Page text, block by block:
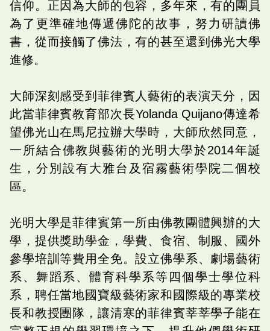
信仰。正因為大師的包容，多年來，有的團員
為了更準確地傳遞佛陀的故事，努力研讀佛
書，從而接觸了佛法，有的甚至還到佛光大學
進修。
大師深刻感受到菲律賓人藝術的表演天分，因
此當菲律賓教育部次長Yolanda Quijano傳達希
望佛光山在馬尼拉辦大學時，大師欣然同意，
一所結合佛教與藝術的光明大學於2014年誕
生，分別設有大雅台及宿霧藝術學院二個校
區。
光明大學是菲律賓第一所由佛教團體興辦的大
學，提供獎助學金，學費、食宿、制服、國外
參學培訓等費用全免。設立佛學系、劇場藝術
系、舞蹈系、體育科學系等四個學士學位科
系，聘任當地國寶級藝術家和國際級的專業校
長和教授團隊，讓清寒的菲律賓莘莘學子能在